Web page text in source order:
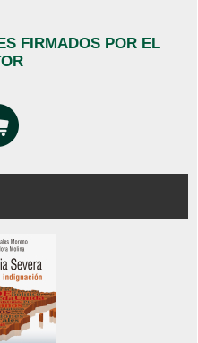
FIRMADOS POR EL